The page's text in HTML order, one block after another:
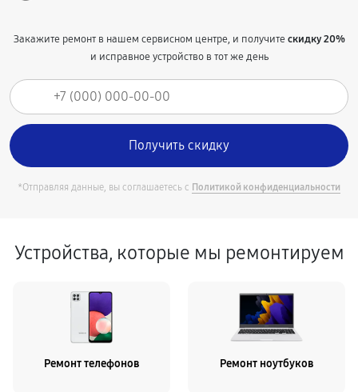
Закажите ремонт в нашем сервисном центре, и получитескидку 20%
и исправное устройство в тот же день
*Отправляя данные, вы соглашаетесь с Политикой конфиденциальности
Устройства, которые мы ремонтируем
Ремонт телефонов Ремонт ноутбуков